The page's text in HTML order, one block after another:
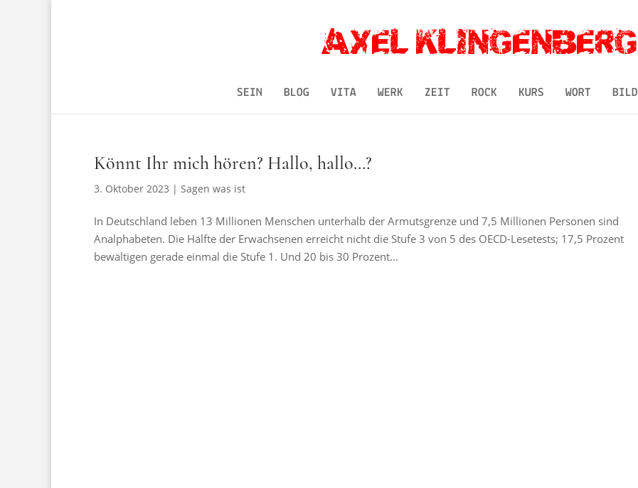
SEIN BLOG VITA WERK ZEIT ROCK KURS WORT BILD
Könnt Ihr mich hören? Hallo, hallo…?
3. Oktober 2023 | Sagen was ist
In Deutschland leben 13 Millionen Menschen unterhalb der Armutsgrenze und 7,5 Millionen Personen sind
Analphabeten. Die Hälfte der Erwachsenen erreicht nicht die Stufe 3 von 5 des OECD-Lesetests; 17,5 Prozent
bewältigen gerade einmal die Stufe 1. Und 20 bis 30 Prozent...